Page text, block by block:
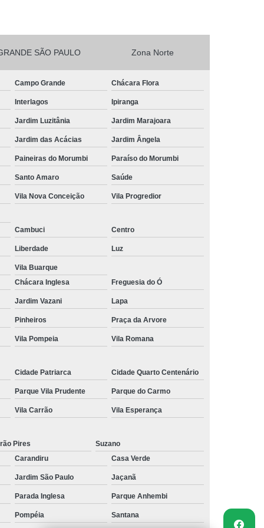
para Festa São João Climaco
Salgadinhos para Aniversário Infantil Sacomã
de Aniversario Pq Bristol
Perto de Mim Vila Liviero
Festa São João Climaco
para Festas São Caetano
Festa Heliópolis
Kit Salgado para Festa
Salgado para Festa Congelado
Infantil
Salgado para Festa de Casamento
Salgado para Festa Encomenda
Salgado para Festa para 30 Pessoas
SÃO PAULO Zona Norte
Campo Grande Chácara Flora
Interlagos Ipiranga
Jardim Luzitânia Jardim Marajoara
Jardim das Acácias Jardim Ângela
Paineiras do Morumbi Paraíso do Morumbi
Santo Amaro Saúde
Vila Nova Conceição Vila Progredior
Cambuci Centro
Liberdade Luz
Vila Buarque
Chácara Inglesa Freguesia do Ó
Jardim Vazani Lapa
Pinheiros Praça da Arvore
Vila Pompeia Vila Romana
Cidade Patriarca Cidade Quarto Centenário
Parque Vila Prudente Parque do Carmo
Vila Carrão Vila Esperança
Pires
Suzano
Carandiru Casa Verde
Jardim São Paulo Jaçanã
Parada Inglesa Parque Anhembi
Pompéia Santana